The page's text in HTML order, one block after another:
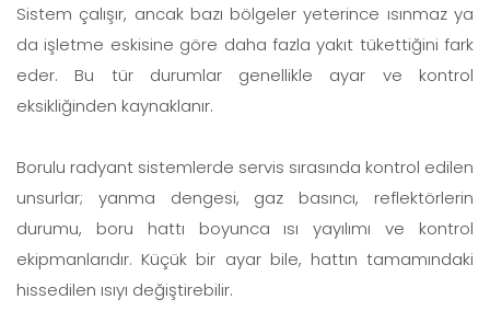
Sistem çalışır, ancak bazı bölgeler yeterince ısınmaz ya
da işletme eskisine göre daha fazla yakıt tükettiğini fark
eder. Bu tür durumlar genellikle ayar ve kontrol
eksikliğinden kaynaklanır.
Borulu radyant sistemlerde servis sırasında kontrol edilen
unsurlar; yanma dengesi, gaz basıncı, reflektörlerin
durumu, boru hattı boyunca ısı yayılımı ve kontrol
ekipmanlarıdır. Küçük bir ayar bile, hattın tamamındaki
hissedilen ısıyı değiştirebilir.